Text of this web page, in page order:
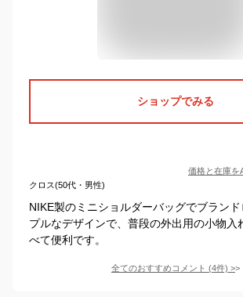
ショップでみる
価格と在庫を
クロス(50代・男性)
NIKE製のミニショルダーバッグでブラン
プルなデザインで、普段の外出用の小物入
べて便利です。
全てのおすすめコメント (4件) >